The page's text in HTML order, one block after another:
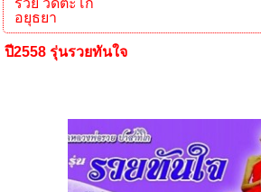
รวย วัดตะโก
อยุธยา
ปี2558 รุ่นรวยทันใจ